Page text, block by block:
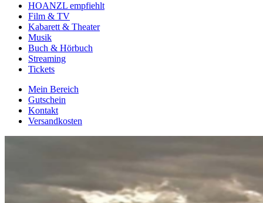
HOANZL empfiehlt
Film & TV
Kabarett & Theater
Musik
Buch & Hörbuch
Streaming
Tickets
Mein Bereich
Gutschein
Kontakt
Versandkosten